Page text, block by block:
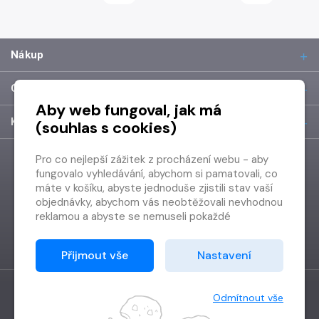
Nákup
O společnosti
Kontakt
Vytvořilo Grand IT s.r.o.
Aby web fungoval, jak má
(souhlas s cookies)
Pro co nejlepší zážitek z procházení webu - aby
fungovalo vyhledávání, abychom si pamatovali, co
máte v košíku, abyste jednoduše zjistili stav vaší
objednávky, abychom vás neobtěžovali nevhodnou
reklamou a abyste se nemuseli pokaždé
Proto od vás potřebujeme souhlas se
zpracováním souborů cookies
Děkujeme, že nám ho dáte a pomůžete nám tak
Přijmout vše Nastavení
Odmítnout vše